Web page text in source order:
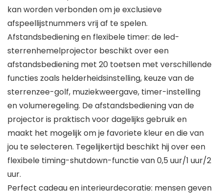
kan worden verbonden om je exclusieve
afspeellijstnummers vrij af te spelen.
Afstandsbediening en flexibele timer: de led-
sterrenhemelprojector beschikt over een
afstandsbediening met 20 toetsen met verschillende
functies zoals helderheidsinstelling, keuze van de
sterrenzee-golf, muziekweergave, timer-instelling
en volumeregeling. De afstandsbediening van de
projector is praktisch voor dagelijks gebruik en
maakt het mogelijk om je favoriete kleur en die van
jou te selecteren. Tegelijkertijd beschikt hij over een
flexibele timing-shutdown-functie van 0,5 uur/1 uur/2
uur.
Perfect cadeau en interieurdecoratie: mensen geven